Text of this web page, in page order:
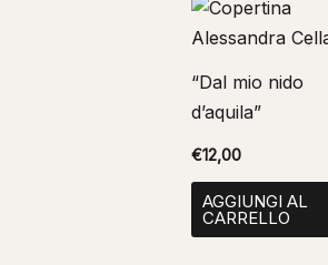
“Dal mio nido
d’aquila”
€12,00
AGGIUNGI AL
CARRELLO